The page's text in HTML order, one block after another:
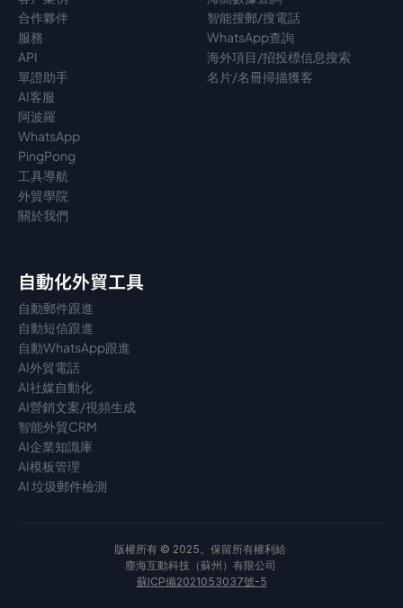
合作夥伴
服務
API
單證助手
AI客服
阿波羅
WhatsApp
PingPong
工具導航
外貿學院
關於我們
智能搜郵/搜電話
WhatsApp查詢
海外項目/招投標信息搜索
名片/名冊掃描獲客
自動化外貿工具
自動郵件跟進
自動短信跟進
自動WhatsApp跟進
AI外貿電話
AI社媒自動化
AI營銷文案/視頻生成
智能外貿CRM
AI企業知識庫
AI模板管理
AI 垃圾郵件檢測
版權所有 © 2025。保留所有權利給
塵海互動科技（蘇州）有限公司
蘇ICP備2021053037號-5